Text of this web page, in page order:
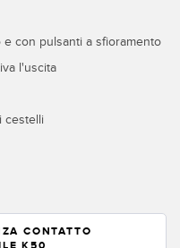
di registro
con pulsanti a sfioramento
l'uscita
cestelli
CONTATTO